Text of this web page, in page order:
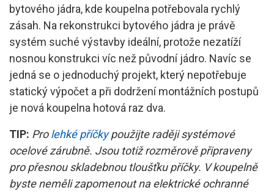
bytového jádra, kde koupelna potřebovala rychlý
zásah. Na rekonstrukci bytového jádra je právě
systém suché výstavby ideální, protože nezatíží
nosnou konstrukci víc než původní jádro. Navíc se
jedná se o jednoduchý projekt, který nepotřebuje
statický výpočet a při dodržení montážních postupů
je nová koupelna hotová raz dva.
TIP: Prolehké příčkypoužijte raději systémové
ocelové zárubně. Jsou totiž rozměrově připraveny
pro přesnou skladebnou tloušťku příčky. V koupelně
byste neměli zapomenout na elektrické ochranné